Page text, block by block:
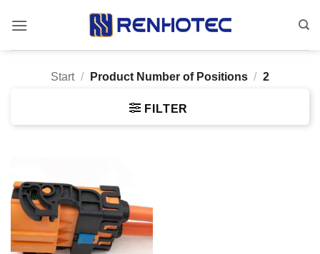
Inhalt
Start / Product Number of Positions / 2
FILTER